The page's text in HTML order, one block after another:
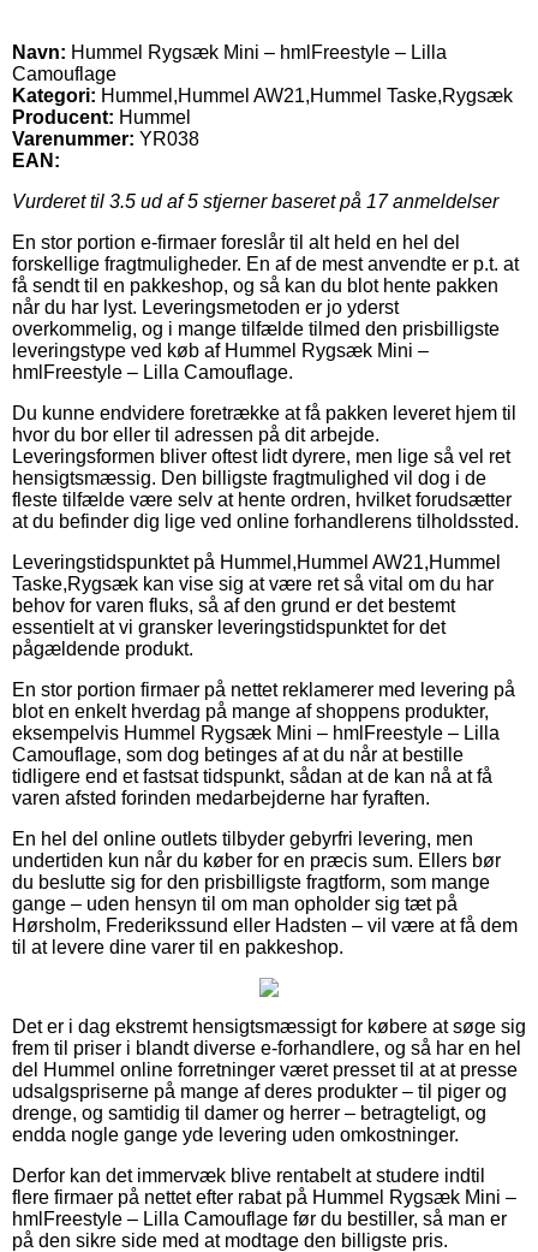
Navn: Hummel Rygsæk Mini – hmlFreestyle – Lilla
Camouflage
Kategori: Hummel,Hummel AW21,Hummel Taske,Rygsæk
Producent: Hummel
Varenummer: YR038
EAN:
Vurderet til 3.5 ud af 5 stjerner baseret på 17anmeldelser
En stor portion e-firmaer foreslår til alt held en hel del
forskellige fragtmuligheder. En af de mest anvendte er p.t. at
få sendt til en pakkeshop, og så kan du blot hente pakken
når du har lyst. Leveringsmetoden er jo yderst
overkommelig, og i mange tilfælde tilmed den prisbilligste
leveringstype ved køb af Hummel Rygsæk Mini –
hmlFreestyle – Lilla Camouflage.
Du kunne endvidere foretrække at få pakken leveret hjem til
hvor du bor eller til adressen på dit arbejde.
Leveringsformen bliver oftest lidt dyrere, men lige så vel ret
hensigtsmæssig. Den billigste fragtmulighed vil dog i de
fleste tilfælde være selv at hente ordren, hvilket forudsætter
at du befinder dig lige ved online forhandlerens tilholdssted.
Leveringstidspunktet på Hummel,Hummel AW21,Hummel
Taske,Rygsæk kan vise sig at være ret så vital om du har
behov for varen fluks, så af den grund er det bestemt
essentielt at vi gransker leveringstidspunktet for det
pågældende produkt.
En stor portion firmaer på nettet reklamerer med levering på
blot en enkelt hverdag på mange af shoppens produkter,
eksempelvis Hummel Rygsæk Mini – hmlFreestyle – Lilla
Camouflage, som dog betinges af at du når at bestille
tidligere end et fastsat tidspunkt, sådan at de kan nå at få
varen afsted forinden medarbejderne har fyraften.
En hel del online outlets tilbyder gebyrfri levering, men
undertiden kun når du køber for en præcis sum. Ellers bør
du beslutte sig for den prisbilligste fragtform, som mange
gange – uden hensyn til om man opholder sig tæt på
Hørsholm, Frederikssund eller Hadsten – vil være at få dem
til at levere dine varer til en pakkeshop.
Det er i dag ekstremt hensigtsmæssigt for købere at søge sig
frem til priser i blandt diverse e-forhandlere, og så har en hel
del Hummel online forretninger været presset til at at presse
udsalgspriserne på mange af deres produkter – til piger og
drenge, og samtidig til damer og herrer – betragteligt, og
endda nogle gange yde levering uden omkostninger.
Derfor kan det immervæk blive rentabelt at studere indtil
flere firmaer på nettet efter rabat på Hummel Rygsæk Mini –
hmlFreestyle – Lilla Camouflage før du bestiller, så man er
på den sikre side med at modtage den billigste pris.